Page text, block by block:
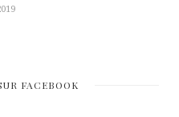
FACEBOOK